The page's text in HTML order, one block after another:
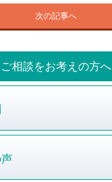
次の記事へ
ご相談をお考えの方へ